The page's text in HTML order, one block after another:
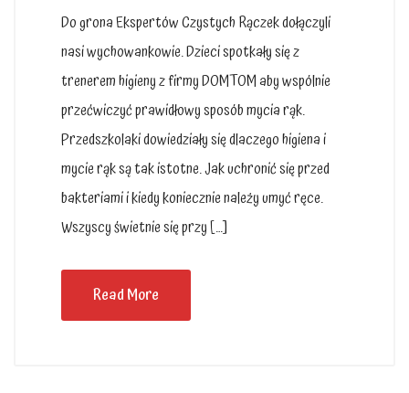
Do grona Ekspertów Czystych Rączek dołączyli
nasi wychowankowie. Dzieci spotkały się z
trenerem higieny z firmy DOMTOM aby wspólnie
przećwiczyć prawidłowy sposób mycia rąk.
Przedszkolaki dowiedziały się dlaczego higiena i
mycie rąk są tak istotne. Jak uchronić się przed
bakteriami i kiedy koniecznie należy umyć ręce.
Wszyscy świetnie się przy […]
Read More